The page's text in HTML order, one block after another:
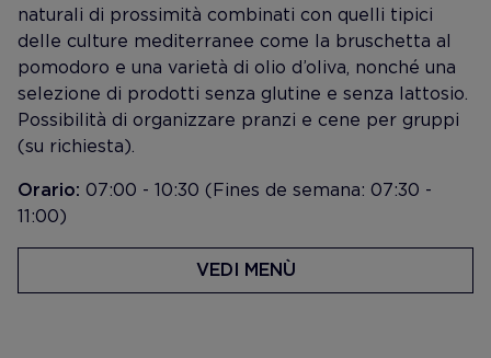
naturali di prossimità combinati con quelli tipici
delle culture mediterranee come la bruschetta al
pomodoro e una varietà di olio d’oliva, nonché una
selezione di prodotti senza glutine e senza lattosio.
Possibilità di organizzare pranzi e cene per gruppi
(su richiesta).
Orario: 07:00 - 10:30 (Fines de semana: 07:30 -
11:00)
VEDI MENÙ